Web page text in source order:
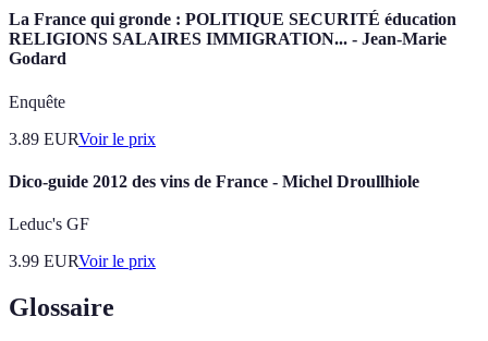
La France qui gronde : POLITIQUE SECURITÉ éducation
RELIGIONS SALAIRES IMMIGRATION... - Jean-Marie
Godard
Enquête
3.89 EURVoir le prix
Dico-guide 2012 des vins de France - Michel Droullhiole
Leduc's GF
3.99 EURVoir le prix
Glossaire